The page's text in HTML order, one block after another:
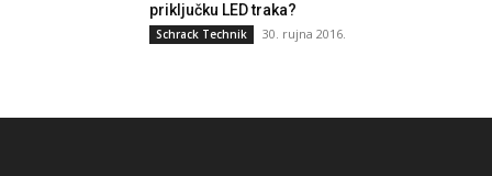
priključku LED traka?
Schrack Technik 30. rujna 2016.